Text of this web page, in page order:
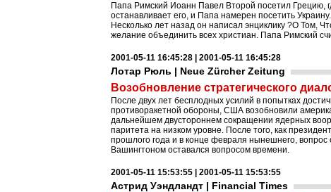
Папа Римский Иоанн Павел Второй посетил Грецию,
останавливает его, и Папа намерен посетить
Несколько лет назад он написал энциклику ?О Том,
желание объединить всех христиан. Папа Римский
2001-05-11 16:45:28 | 2001-05-11 16:45:28
Лотар Рюль | Neue Zürcher Zeitung
Возобновление стратегического
После двух лет бесплодных усилий в попытках
противоракетной обороны, США возобновили
дальнейшем двустороннем сокращении ядерных
паритета на низком уровне. После того, как
прошлого года и в конце февраля нынешнего, вопрос
Вашингтоном оставался вопросом времени.
2001-05-11 15:53:55 | 2001-05-11 15:53:55
Астрид Уэндландт | Financial Times